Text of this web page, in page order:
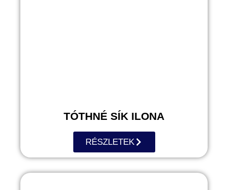
TÓTHNÉ SÍK ILONA
RÉSZLETEK